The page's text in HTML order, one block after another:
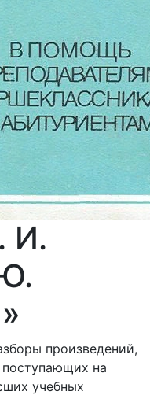
И.
произведений,
на
учебных